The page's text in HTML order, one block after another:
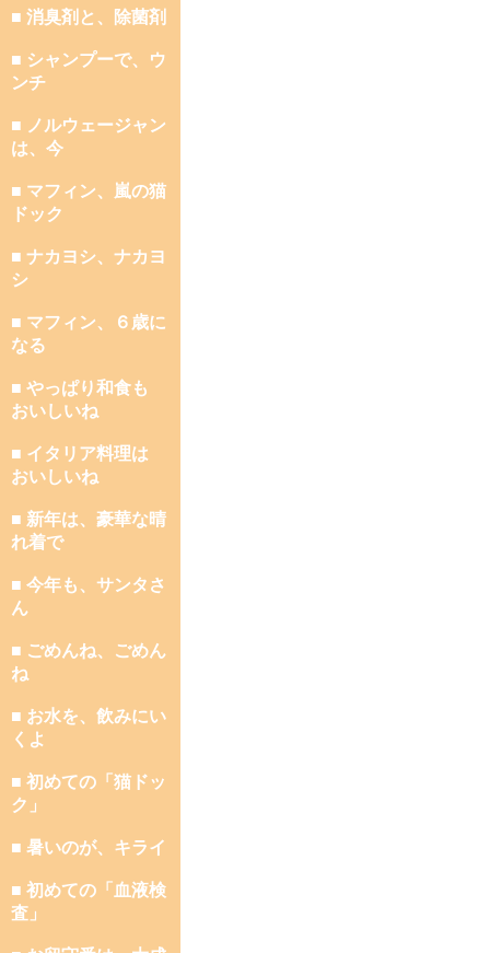
■ 消臭剤と、除菌剤
■ シャンプーで、ウ
ンチ
■ ノルウェージャン
は、今
■ マフィン、嵐の猫
ドック
■ ナカヨシ、ナカヨ
シ
■ マフィン、６歳に
なる
■ やっぱり和食も
おいしいね
■ イタリア料理は
おいしいね
■ 新年は、豪華な晴
れ着で
■ 今年も、サンタさ
ん
■ ごめんね、ごめん
ね
■ お水を、飲みにい
くよ
■ 初めての「猫ドッ
ク」
■ 暑いのが、キライ
■ 初めての「血液検
査」